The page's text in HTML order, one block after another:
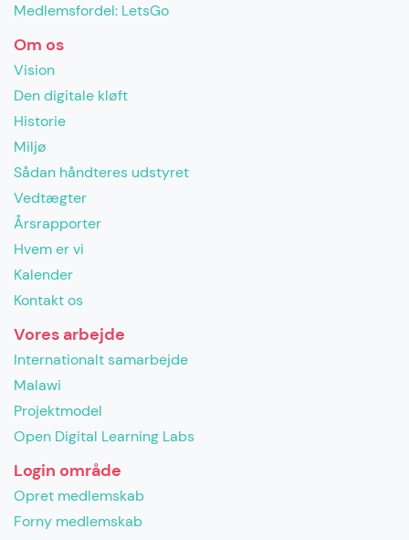
Medlemsfordel: LetsGo
Om os
Vision
Den digitale kløft
Historie
Miljø
Sådan håndteres udstyret
Vedtægter
Årsrapporter
Hvem er vi
Kalender
Kontakt os
Vores arbejde
Internationalt samarbejde
Malawi
Projektmodel
Open Digital Learning Labs
Login område
Opret medlemskab
Forny medlemskab